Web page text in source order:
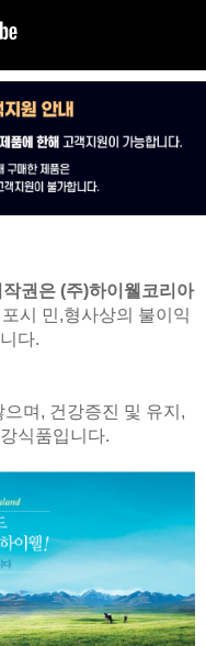
권은 (주)하이웰코리아
시 민,형사상의 불이익
다.
으며, 건강증진 및 유지,
식품입니다.